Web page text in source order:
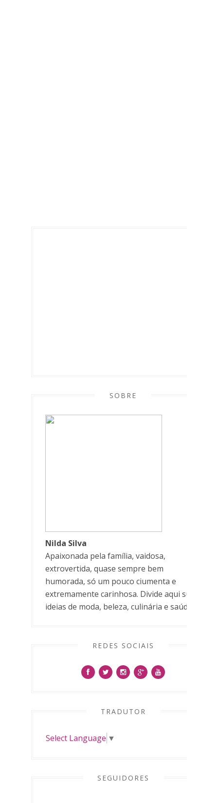
SOBRE
Nilda Silva
Apaixonada pela família, vaidosa,
extrovertida, quase sempre bem
humorada, só um pouco ciumenta e
extremamente carinhosa. Divide aqui suas
ideias de moda, beleza, culinária e saúde.
REDES SOCIAIS
TRADUTOR
Select Language ▼
SEGUIDORES